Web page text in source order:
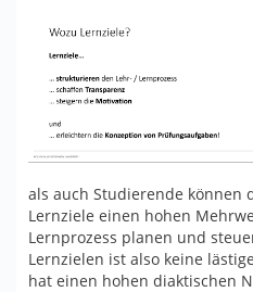
als auch Studierende können
Lernziele einen hohen
Lernprozess planen und
Lernzielen ist also keine
hat einen hohen diaktischen